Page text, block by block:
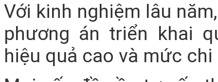
Với kinh nghiệm lâu
phương án triển khai
hiệu quả cao và mức